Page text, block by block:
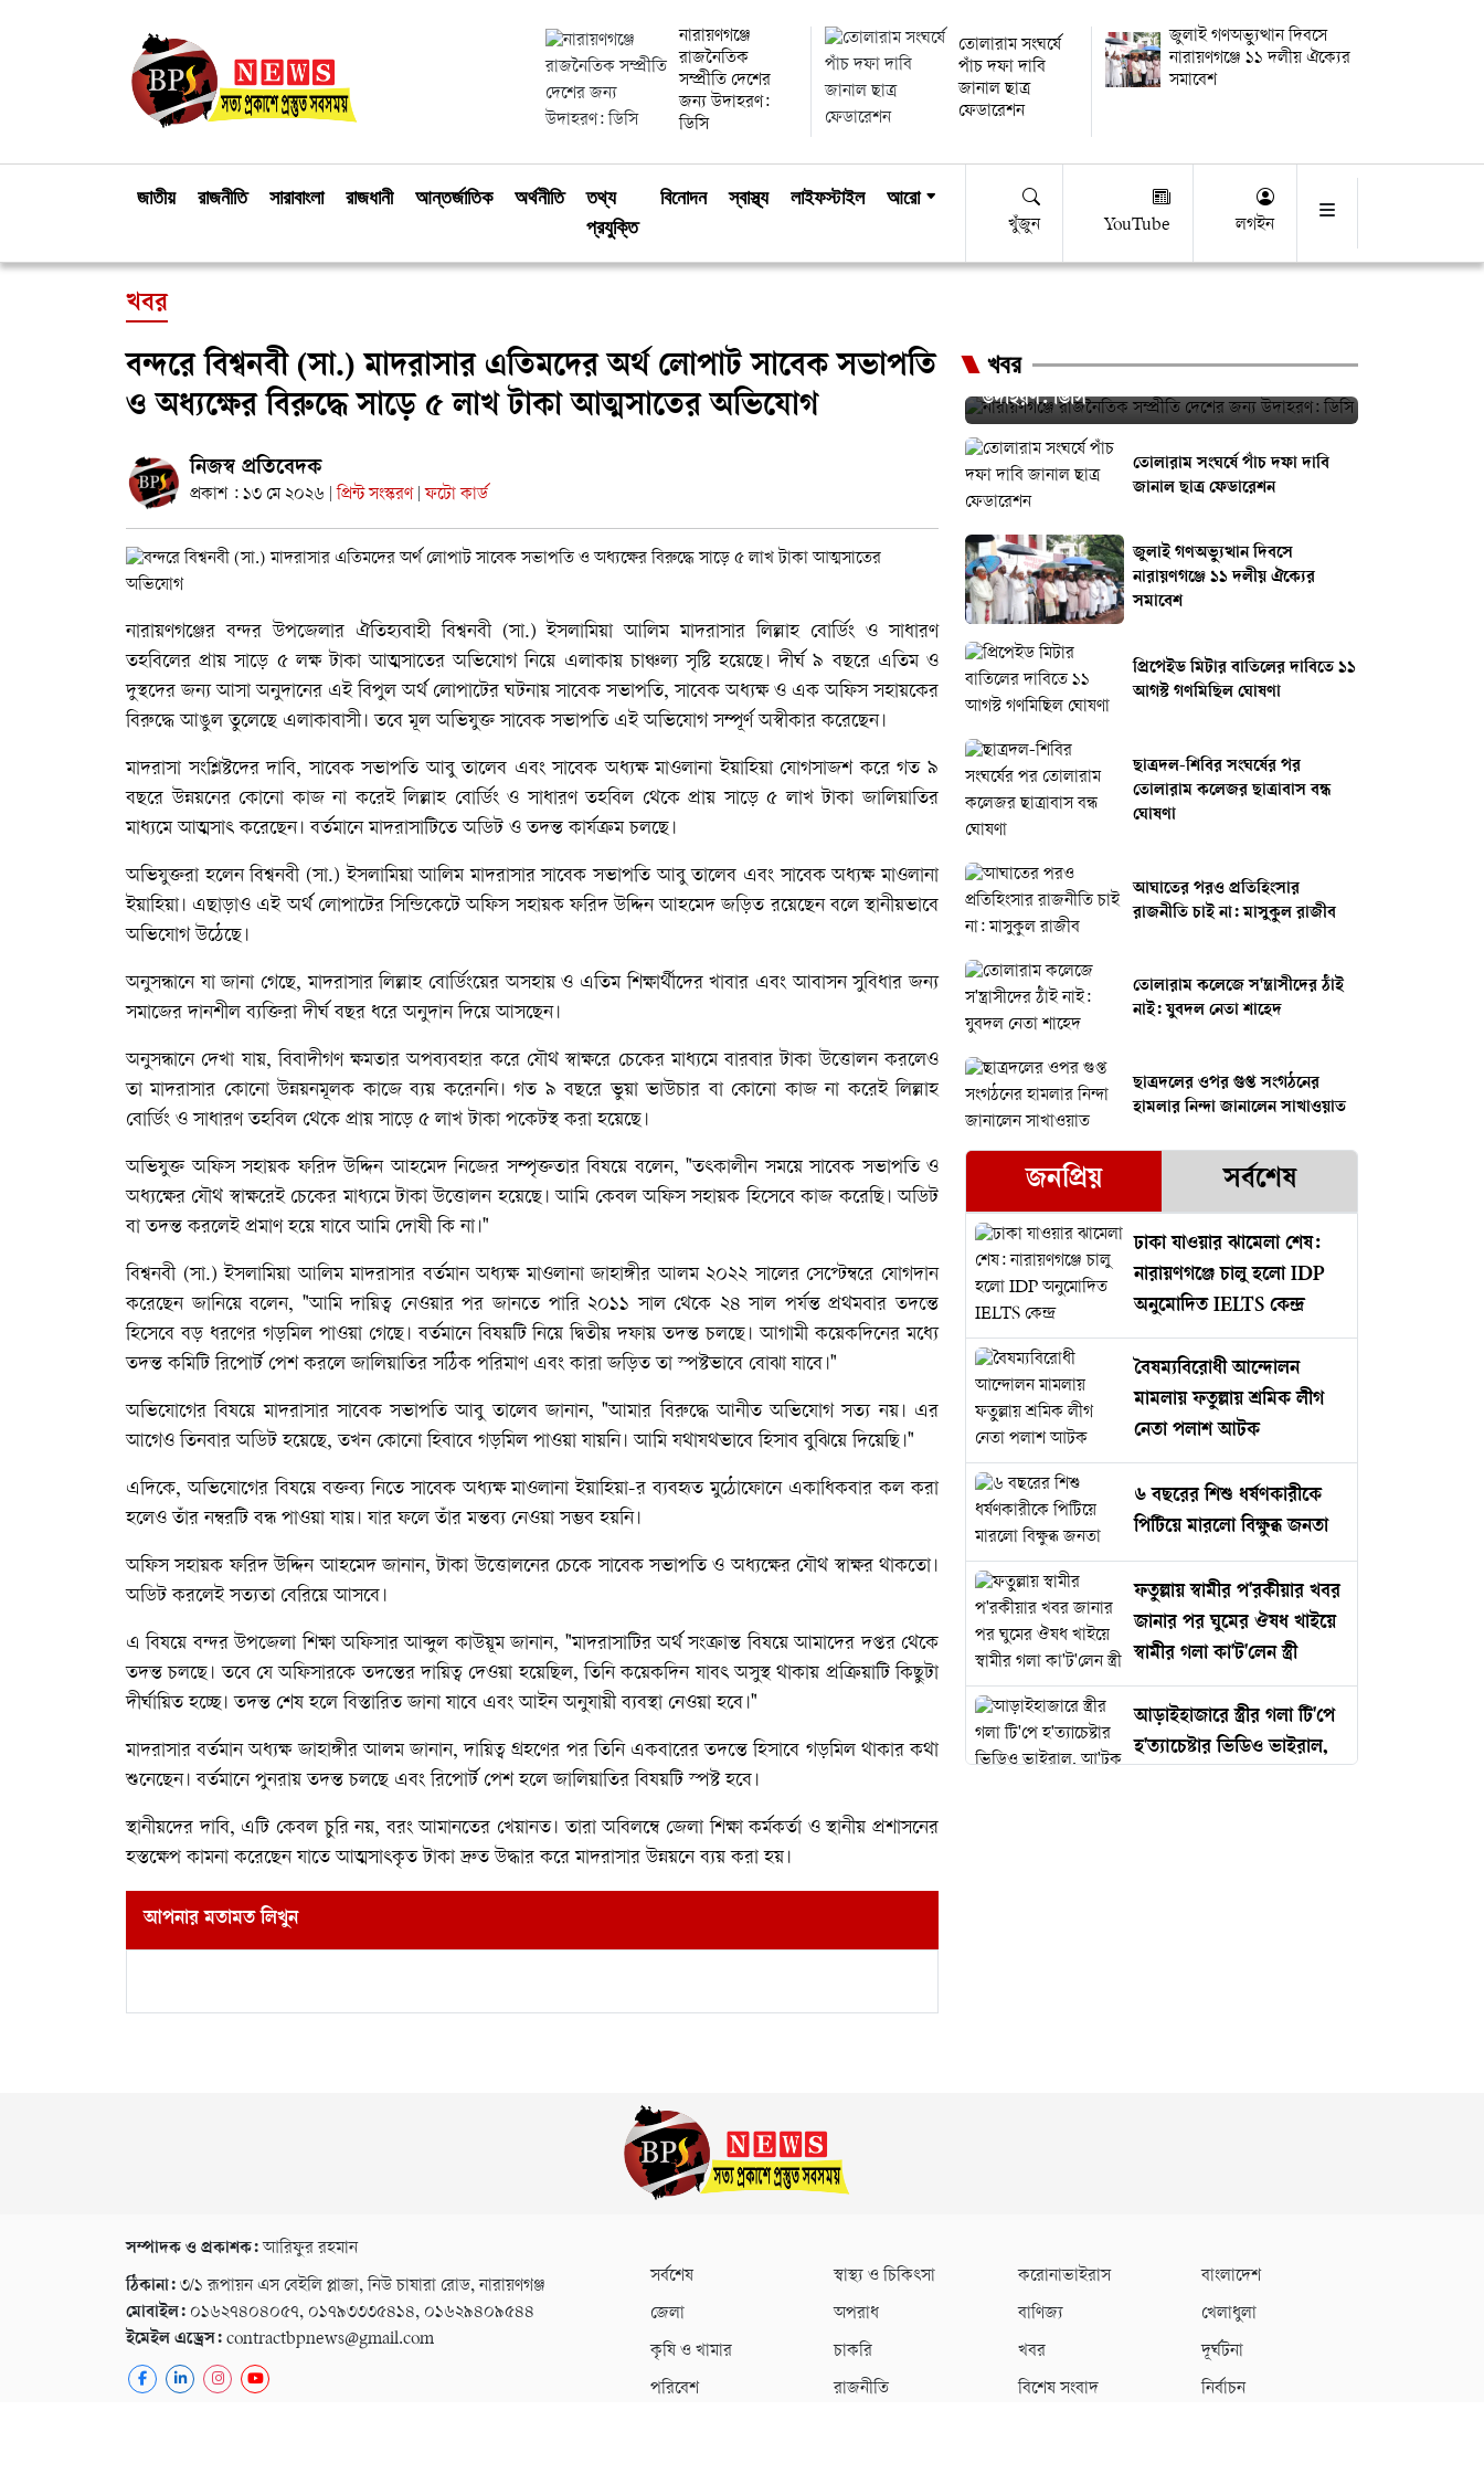
নারায়ণগঞ্জে
রাজনৈতিক
সম্প্রীতি দেশের
জন্য উদাহরণ:
ডিসি
তোলারাম সংঘর্ষে
পাঁচ দফা দাবি
জানাল ছাত্র
ফেডারেশন
জুলাই গণঅভ্যুত্থান দিবসে
নারায়ণগঞ্জে ১১ দলীয় ঐক্যের
সমাবেশ
জাতীয় রাজনীতি সারাবাংলা রাজধানী আন্তর্জাতিক অর্থনীতি
তথ্য
প্রযুক্তি
বিনোদন স্বাস্থ্য লাইফস্টাইল আরো
খুঁজুন YouTube লগইন
খবর
বন্দরে বিশ্বনবী (সা.) মাদরাসার এতিমদের অর্থ লোপাট সাবেক সভাপতি
ও অধ্যক্ষের বিরুদ্ধে সাড়ে ৫ লাখ টাকা আত্মসাতের অভিযোগ
নিজস্ব প্রতিবেদক
প্রকাশ : ১৩ মে ২০২৬ প্রিন্ট সংস্করণ ফটো কার্ড
নারায়ণগঞ্জের বন্দর উপজেলার ঐতিহ্যবাহী বিশ্বনবী (সা.) ইসলামিয়া আলিম মাদরাসার লিল্লাহ বোর্ডিং ও সাধারণ
তহবিলের প্রায় সাড়ে ৫ লক্ষ টাকা আত্মসাতের অভিযোগ নিয়ে এলাকায় চাঞ্চল্য সৃষ্টি হয়েছে। দীর্ঘ ৯ বছরে এতিম ও
দুস্থদের জন্য আসা অনুদানের এই বিপুল অর্থ লোপাটের ঘটনায় সাবেক সভাপতি, সাবেক অধ্যক্ষ ও এক অফিস সহায়কের
বিরুদ্ধে আঙুল তুলেছে এলাকাবাসী। তবে মূল অভিযুক্ত সাবেক সভাপতি এই অভিযোগ সম্পূর্ণ অস্বীকার করেছেন।
মাদরাসা সংশ্লিষ্টদের দাবি, সাবেক সভাপতি আবু তালেব এবং সাবেক অধ্যক্ষ মাওলানা ইয়াহিয়া যোগসাজশ করে গত ৯
বছরে উন্নয়নের কোনো কাজ না করেই লিল্লাহ বোর্ডিং ও সাধারণ তহবিল থেকে প্রায় সাড়ে ৫ লাখ টাকা জালিয়াতির
মাধ্যমে আত্মসাৎ করেছেন। বর্তমানে মাদরাসাটিতে অডিট ও তদন্ত কার্যক্রম চলছে।
অভিযুক্তরা হলেন বিশ্বনবী (সা.) ইসলামিয়া আলিম মাদরাসার সাবেক সভাপতি আবু তালেব এবং সাবেক অধ্যক্ষ মাওলানা
ইয়াহিয়া। এছাড়াও এই অর্থ লোপাটের সিন্ডিকেটে অফিস সহায়ক ফরিদ উদ্দিন আহমেদ জড়িত রয়েছেন বলে স্থানীয়ভাবে
অভিযোগ উঠেছে।
অনুসন্ধানে যা জানা গেছে, মাদরাসার লিল্লাহ বোর্ডিংয়ের অসহায় ও এতিম শিক্ষার্থীদের খাবার এবং আবাসন সুবিধার জন্য
সমাজের দানশীল ব্যক্তিরা দীর্ঘ বছর ধরে অনুদান দিয়ে আসছেন।
অনুসন্ধানে দেখা যায়, বিবাদীগণ ক্ষমতার অপব্যবহার করে যৌথ স্বাক্ষরে চেকের মাধ্যমে বারবার টাকা উত্তোলন করলেও
তা মাদরাসার কোনো উন্নয়নমূলক কাজে ব্যয় করেননি। গত ৯ বছরে ভুয়া ভাউচার বা কোনো কাজ না করেই লিল্লাহ
বোর্ডিং ও সাধারণ তহবিল থেকে প্রায় সাড়ে ৫ লাখ টাকা পকেটস্থ করা হয়েছে।
অভিযুক্ত অফিস সহায়ক ফরিদ উদ্দিন আহমেদ নিজের সম্পৃক্ততার বিষয়ে বলেন, "তৎকালীন সময়ে সাবেক সভাপতি ও
অধ্যক্ষের যৌথ স্বাক্ষরেই চেকের মাধ্যমে টাকা উত্তোলন হয়েছে। আমি কেবল অফিস সহায়ক হিসেবে কাজ করেছি। অডিট
বা তদন্ত করলেই প্রমাণ হয়ে যাবে আমি দোষী কি না।"
বিশ্বনবী (সা.) ইসলামিয়া আলিম মাদরাসার বর্তমান অধ্যক্ষ মাওলানা জাহাঙ্গীর আলম ২০২২ সালের সেপ্টেম্বরে যোগদান
করেছেন জানিয়ে বলেন, "আমি দায়িত্ব নেওয়ার পর জানতে পারি ২০১১ সাল থেকে ২৪ সাল পর্যন্ত প্রথমবার তদন্তে
হিসেবে বড় ধরণের গড়মিল পাওয়া গেছে। বর্তমানে বিষয়টি নিয়ে দ্বিতীয় দফায় তদন্ত চলছে। আগামী কয়েকদিনের মধ্যে
তদন্ত কমিটি রিপোর্ট পেশ করলে জালিয়াতির সঠিক পরিমাণ এবং কারা জড়িত তা স্পষ্টভাবে বোঝা যাবে।"
অভিযোগের বিষয়ে মাদরাসার সাবেক সভাপতি আবু তালেব জানান, "আমার বিরুদ্ধে আনীত অভিযোগ সত্য নয়। এর
আগেও তিনবার অডিট হয়েছে, তখন কোনো হিবাবে গড়মিল পাওয়া যায়নি। আমি যথাযথভাবে হিসাব বুঝিয়ে দিয়েছি।"
এদিকে, অভিযোগের বিষয়ে বক্তব্য নিতে সাবেক অধ্যক্ষ মাওলানা ইয়াহিয়া-র ব্যবহৃত মুঠোফোনে একাধিকবার কল করা
হলেও তাঁর নম্বরটি বন্ধ পাওয়া যায়। যার ফলে তাঁর মন্তব্য নেওয়া সম্ভব হয়নি।
অফিস সহায়ক ফরিদ উদ্দিন আহমেদ জানান, টাকা উত্তোলনের চেকে সাবেক সভাপতি ও অধ্যক্ষের যৌথ স্বাক্ষর থাকতো।
অডিট করলেই সত্যতা বেরিয়ে আসবে।
এ বিষয়ে বন্দর উপজেলা শিক্ষা অফিসার আব্দুল কাউয়ূম জানান, "মাদরাসাটির অর্থ সংক্রান্ত বিষয়ে আমাদের দপ্তর থেকে
তদন্ত চলছে। তবে যে অফিসারকে তদন্তের দায়িত্ব দেওয়া হয়েছিল, তিনি কয়েকদিন যাবৎ অসুস্থ থাকায় প্রক্রিয়াটি কিছুটা
দীর্ঘায়িত হচ্ছে। তদন্ত শেষ হলে বিস্তারিত জানা যাবে এবং আইন অনুযায়ী ব্যবস্থা নেওয়া হবে।"
মাদরাসার বর্তমান অধ্যক্ষ জাহাঙ্গীর আলম জানান, দায়িত্ব গ্রহণের পর তিনি একবারের তদন্তে হিসাবে গড়মিল থাকার কথা
শুনেছেন। বর্তমানে পুনরায় তদন্ত চলছে এবং রিপোর্ট পেশ হলে জালিয়াতির বিষয়টি স্পষ্ট হবে।
স্থানীয়দের দাবি, এটি কেবল চুরি নয়, বরং আমানতের খেয়ানত। তারা অবিলম্বে জেলা শিক্ষা কর্মকর্তা ও স্থানীয় প্রশাসনের
হস্তক্ষেপ কামনা করেছেন যাতে আত্মসাৎকৃত টাকা দ্রুত উদ্ধার করে মাদরাসার উন্নয়নে ব্যয় করা হয়।
আপনার মতামত লিখুন
খবর
নারায়ণগঞ্জে রাজনৈতিক সম্প্রীতি দেশের জন্য
উদাহরণ: ডিসি
তোলারাম সংঘর্ষে পাঁচ দফা দাবি
জানাল ছাত্র ফেডারেশন
জুলাই গণঅভ্যুত্থান দিবসে
নারায়ণগঞ্জে ১১ দলীয় ঐক্যের
সমাবেশ
প্রিপেইড মিটার বাতিলের দাবিতে ১১
আগস্ট গণমিছিল ঘোষণা
ছাত্রদল-শিবির সংঘর্ষের পর
তোলারাম কলেজর ছাত্রাবাস বন্ধ
ঘোষণা
আঘাতের পরও প্রতিহিংসার
রাজনীতি চাই না: মাসুকুল রাজীব
তোলারাম কলেজে স'ন্ত্রাসীদের ঠাঁই
নাই: যুবদল নেতা শাহেদ
ছাত্রদলের ওপর গুপ্ত সংগঠনের
হামলার নিন্দা জানালেন সাখাওয়াত
জনপ্রিয় সর্বশেষ
ঢাকা যাওয়ার ঝামেলা শেষ:
নারায়ণগঞ্জে চালু হলো IDP
অনুমোদিত IELTS কেন্দ্র
বৈষম্যবিরোধী আন্দোলন
মামলায় ফতুল্লায় শ্রমিক লীগ
নেতা পলাশ আটক
৬ বছরের শিশু ধর্ষণকারীকে
পিটিয়ে মারলো বিক্ষুব্ধ জনতা
ফতুল্লায় স্বামীর প'রকীয়ার খবর
জানার পর ঘুমের ঔষধ খাইয়ে
স্বামীর গলা কা'ট'লেন স্ত্রী
আড়াইহাজারে স্ত্রীর গলা টি'পে
হ'ত্যাচেষ্টার ভিডিও ভাইরাল,
কর্পোরেশন: যুক্ত হচ্ছে ফতুল্লা–
বন্দর–কাঁচপুরের অংশ
সম্পাদক ও প্রকাশক:আরিফুর রহমান
ঠিকানা: ৩/১ রূপায়ন এস বেইলি প্লাজা, নিউ চাষারা রোড, নারায়ণগঞ্জ
মোবাইল: ০১৬২৭৪০৪০৫৭, ০১৭৯৩৩৩৫৪১৪, ০১৬২৯৪০৯৫৪৪
ইমেইল এড্রেস: contractbpnews@gmail.com
সর্বশেষ স্বাস্থ্য ও চিকিৎসা করোনাভাইরাস
বাংলাদেশ
জেলা
অপরাধ বাণিজ্য
খেলাধুলা
কৃষি ও খামার
চাকরি খবর
দূর্ঘটনা
পরিবেশ
রাজনীতি বিশেষ সংবাদ নির্বাচন